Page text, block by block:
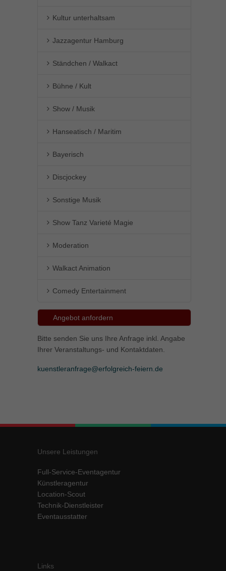
Kultur unterhaltsam
Jazzagentur Hamburg
Ständchen / Walkact
Bühne / Kult
Show / Musik
Hanseatisch / Maritim
Bayerisch
Discjockey
Sonstige Musik
Show Tanz Varieté Magie
Moderation
Walkact Animation
Comedy Entertainment
Angebot anfordern
Bitte senden Sie uns Ihre Anfrage inkl. Angabe
Ihrer Veranstaltungs- und Kontaktdaten.
kuenstleranfrage@erfolgreich-feiern.de
Unsere Leistungen
Full-Service-Eventagentur
Künstleragentur
Location-Scout
Technik-Dienstleister
Eventausstatter
Links